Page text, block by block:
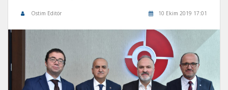
Ostim Editör 10 Ekim 2019 17:01